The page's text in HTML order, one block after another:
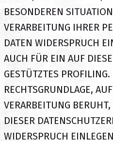
BESONDEREN
VERARBEITUNG IHRER
DATEN WIDERSPRUCH
AUCH FÜR EIN AUF
GESTÜTZTES PROFILING.
RECHTSGRUNDLAGE,
VERARBEITUNG
DIESER
WIDERSPRUCH